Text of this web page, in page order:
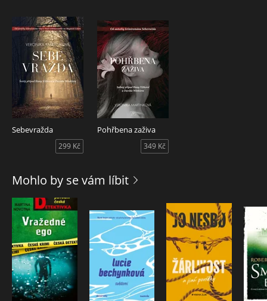
Sebevražda
299 Kč
Pohřbena zaživa
349 Kč
Mohlo by se vám líbit